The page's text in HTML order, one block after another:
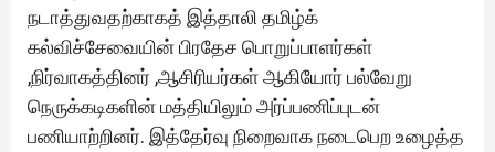
நடாத்துவதற்காகத் இத்தாலி தமிழ்க்
கல்விச்சேவையின் பிரதேச பொறுப்பாளர்கள்
,நிர்வாகத்தினர் ,ஆசிரியர்கள் ஆகியோர் பல்வேறு
நெருக்கடிகளின் மத்தியிலும் அர்ப்பணிப்புடன்
பணியாற்றினர். இத்தேர்வு நிறைவாக நடைபெற உழைத்த